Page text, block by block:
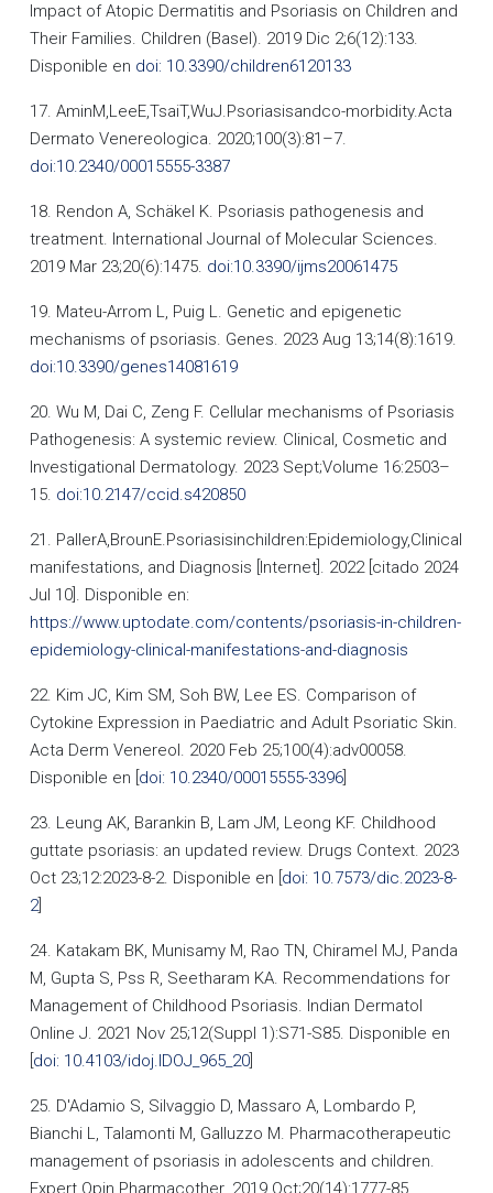
Impact of Atopic Dermatitis and Psoriasis on Children and
Their Families. Children (Basel). 2019 Dic 2;6(12):133.
Disponible en doi: 10.3390/children6120133
17. AminM,LeeE,TsaiT,WuJ.Psoriasisandco-morbidity.Acta
Dermato Venereologica. 2020;100(3):81–7.
doi:10.2340/00015555-3387
18. Rendon A, Schäkel K. Psoriasis pathogenesis and
treatment. International Journal of Molecular Sciences.
2019 Mar 23;20(6):1475. doi:10.3390/ijms20061475
19. Mateu-Arrom L, Puig L. Genetic and epigenetic
mechanisms of psoriasis. Genes. 2023 Aug 13;14(8):1619.
doi:10.3390/genes14081619
20. Wu M, Dai C, Zeng F. Cellular mechanisms of Psoriasis
Pathogenesis: A systemic review. Clinical, Cosmetic and
Investigational Dermatology. 2023 Sept;Volume 16:2503–
15. doi:10.2147/ccid.s420850
21. PallerA,BrounE.Psoriasisinchildren:Epidemiology,Clinical
manifestations, and Diagnosis [Internet]. 2022 [citado 2024
Jul 10]. Disponible en:
https://www.uptodate.com/contents/psoriasis-in-children-
epidemiology-clinical-manifestations-and-diagnosis
22. Kim JC, Kim SM, Soh BW, Lee ES. Comparison of
Cytokine Expression in Paediatric and Adult Psoriatic Skin.
Acta Derm Venereol. 2020 Feb 25;100(4):adv00058.
Disponible en [ doi: 10.2340/00015555-3396
23. Leung AK, Barankin B, Lam JM, Leong KF. Childhood
guttate psoriasis: an updated review. Drugs Context. 2023
Oct 23;12:2023-8-2. Disponible en [ doi: 10.7573/dic.2023-8-
2]
24. Katakam BK, Munisamy M, Rao TN, Chiramel MJ, Panda
M, Gupta S, Pss R, Seetharam KA. Recommendations for
Management of Childhood Psoriasis. Indian Dermatol
Online J. 2021 Nov 25;12(Suppl 1):S71-S85. Disponible en
doi: 10.4103/idoj.IDOJ_965_20
25. D'Adamio S, Silvaggio D, Massaro A, Lombardo P,
Bianchi L, Talamonti M, Galluzzo M. Pharmacotherapeutic
management of psoriasis in adolescents and children.
Expert Opin Pharmacother. 2019 Oct;20(14):1777-85.